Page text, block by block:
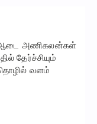
ஆடை அணிகலன்கள்
தேர்ச்சியும்
தொழில் வளம்